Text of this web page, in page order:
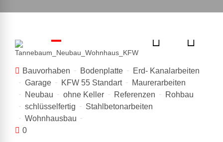
Bauvorhaben Bodenplatte
Erd- Kanalarbeiten
Garage
KFW 55 Standart
Maurerarbeiten
Neubau
ohne Keller Referenzen
Rohbau
schlüsselfertig
Stahlbetonarbeiten
Wohnhausbau
0